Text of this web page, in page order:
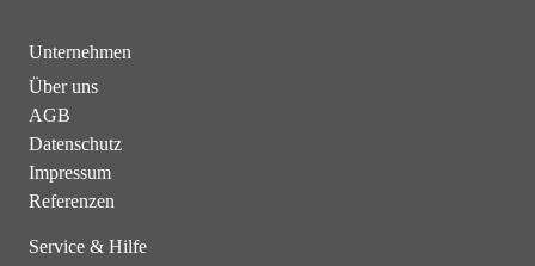
Unternehmen
Über uns
AGB
Datenschutz
Impressum
Referenzen
Service & Hilfe